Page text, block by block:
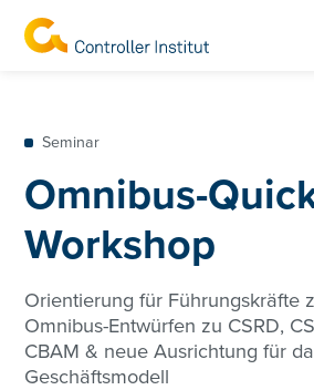
Seminar
Omnibus-
Workshop
Orientierung für Führungskräfte
Omnibus-Entwürfen zu CSRD,
CBAM & neue Ausrichtung für
Geschäftsmodell